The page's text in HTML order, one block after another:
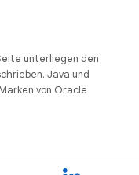
unterliegen den
Java und
von Oracle